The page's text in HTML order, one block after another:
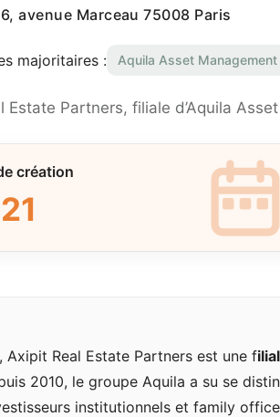
avenue Marceau 75008 Paris
majoritaires : Aquila Asset Management
Estate Partners, filiale d’Aquila
création
Axipit Real Estate Partners est une f
2010, le groupe Aquila a su se
institutionnels et family